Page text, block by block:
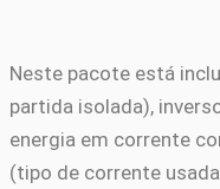
Neste pacote está
partida isolada),
energia em corrente
(tipo de corrente